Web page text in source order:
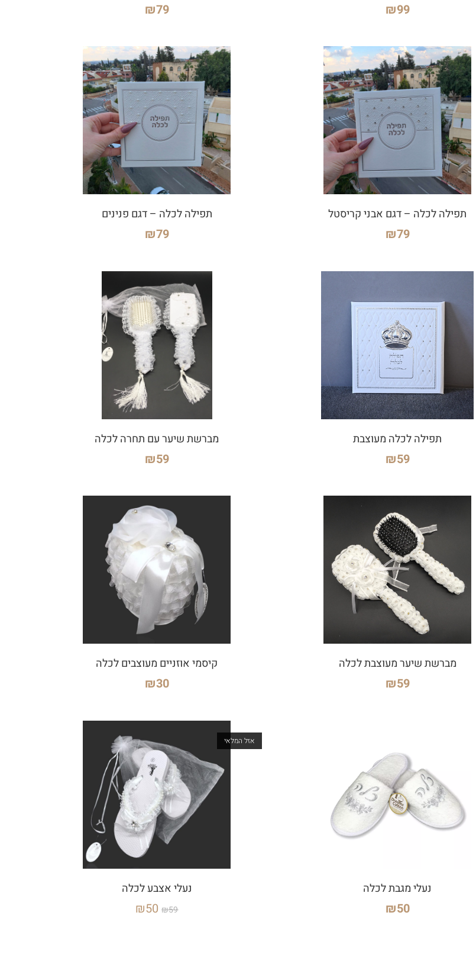
₪99
₪79
תפילה לכלה – דגם אבני קריסטל
₪79
תפילה לכלה – דגם פנינים
₪79
תפילה לכלה מעוצבת
₪59
מברשת שיער עם תחרה לכלה
₪59
מברשת שיער מעוצבת לכלה
₪59
קיסמי אוזניים מעוצבים לכלה
₪30
נעלי מגבת לכלה
₪50
אזל המלאי
נעלי אצבע לכלה
₪59
₪50